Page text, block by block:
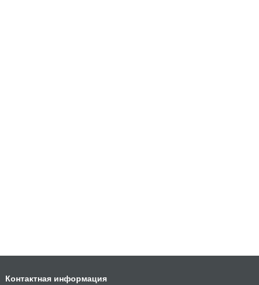
Контактная информация